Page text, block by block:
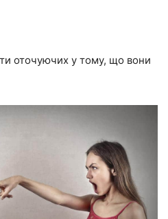
оточуючих у тому, що вони